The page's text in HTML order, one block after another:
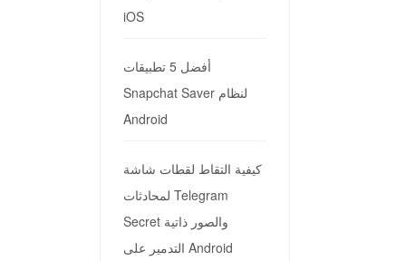
iOS
أفضل 5 تطبيقات
Snapchat Saver لنظام
Android
كيفية التقاط لقطات شاشة
لمحادثات Telegram
Secret والصور ذاتية
التدمير على Android